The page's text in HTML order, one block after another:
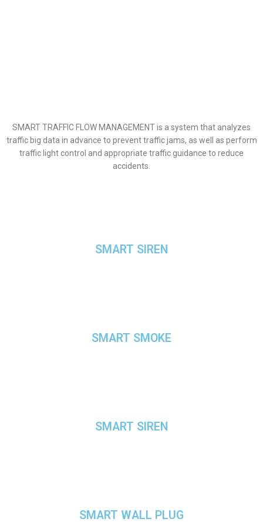
SMART TRAFFIC FLOW MANAGEMENT is a system that analyzes
traffic big data in advance to prevent traffic jams, as well as perform
traffic light control and appropriate traffic guidance to reduce
accidents.
SMART SIREN
SMART SMOKE
SMART SIREN
SMART WALL PLUG